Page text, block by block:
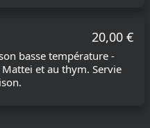
20,00 €
basse température -
et au thym. Servie